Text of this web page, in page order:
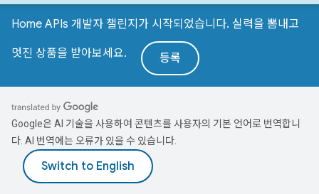
Home APIs 개발자 챌린지가 시작되었습니다. 실력을 뽐내고
멋진 상품을 받아보세요. 등록
Google은 AI 기술을 사용하여 콘텐츠를 사용자의 기본 언어로 번역합니
다. AI 번역에는 오류가 있을 수 있습니다.